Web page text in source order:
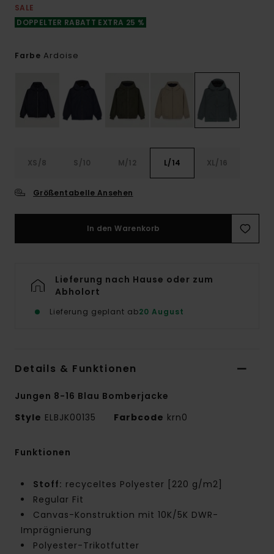
SALE
DOPPELTER RABATT EXTRA 25 %
Farbe Ardoise
XS/8 S/10 M/12 L/14 XL/16
Größentabelle Ansehen
In den Warenkorb
Lieferung nach Hause oder zum
Abholort
Lieferung geplant ab20 August
Details & Funktionen
Jungen 8-16 Blau Bomberjacke
Style ELBJK00135 Farbcode krn0
Funktionen
Stoff: recyceltes Polyester [220 g/m2]
Regular Fit
Canvas-Konstruktion mit 10K/5K DWR-
Imprägnierung
Polyester-Trikotfutter